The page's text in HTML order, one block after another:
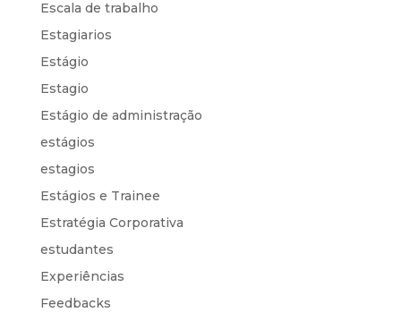
Escala de trabalho
Estagiarios
Estágio
Estagio
Estágio de administração
estágios
estagios
Estágios e Trainee
Estratégia Corporativa
estudantes
Experiências
Feedbacks